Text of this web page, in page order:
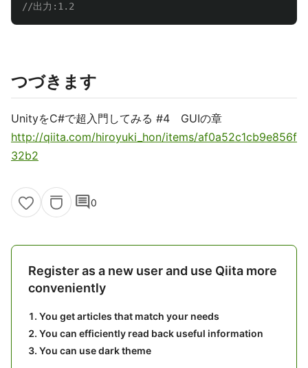
//出力:1.2
つづきます
UnityをC#で超入門してみる #4 GUIの章
http://qiita.com/hiroyuki_hon/items/af0a52c1cb9e856f
32b2
comment0
Register as a new user and use Qiita more
conveniently
You get articles that match your needs
You can efficiently read back useful information
You can use dark theme